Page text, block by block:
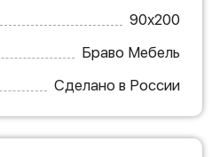
90х200
Браво Мебель
Сделано в России